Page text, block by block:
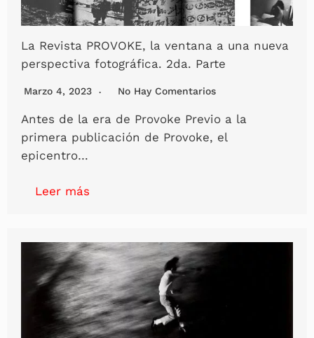
La Revista PROVOKE, la ventana a una nueva
perspectiva fotográfica. 2da. Parte
Marzo 4, 2023 No Hay Comentarios
Antes de la era de Provoke Previo a la
primera publicación de Provoke, el
epicentro…
Leer más